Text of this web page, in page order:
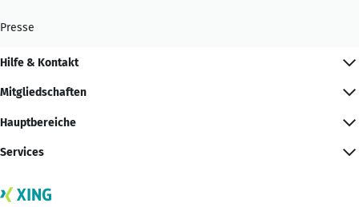
Presse
Hilfe & Kontakt
Mitgliedschaften
Hauptbereiche
Services